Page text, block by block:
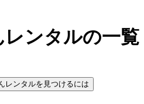
ンタルの一覧
レンタルを見つけるには